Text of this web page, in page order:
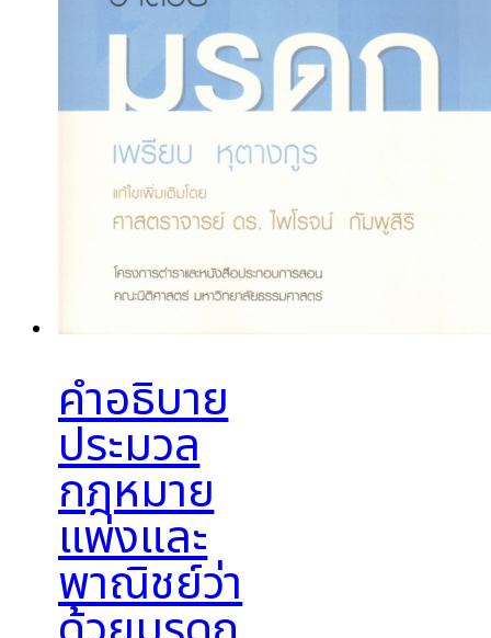
คำอธิบาย
ประมวล
กฎหมาย
แพ่งและ
พาณิชย์ว่า